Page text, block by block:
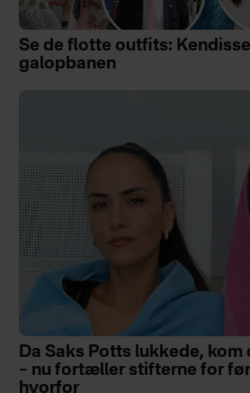
Se de flotte outfits:
galopbanen
Da Saks Potts lukkede,
– nu fortæller stifterne for
hvorfor